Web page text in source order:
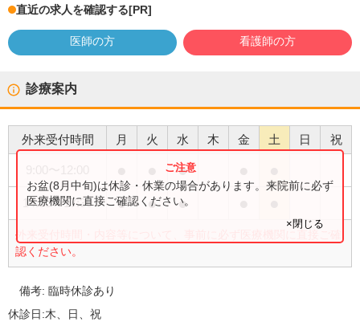
直近の求人を確認する[PR]
医師の方 看護師の方
診療案内
外来受付時間 月 火 水 木 金 土 日 祝
●
14:00〜17:30 ● ● ●
外来受付時間・内容等について、事前に必ず医療機関に直接ご確
認ください。
お盆(8月中旬)は休診・休業の場合があります。来院前に必ず
医療機関に直接ご確認ください。
×閉じる
備考:臨時休診あり
休診日:木、日、祝